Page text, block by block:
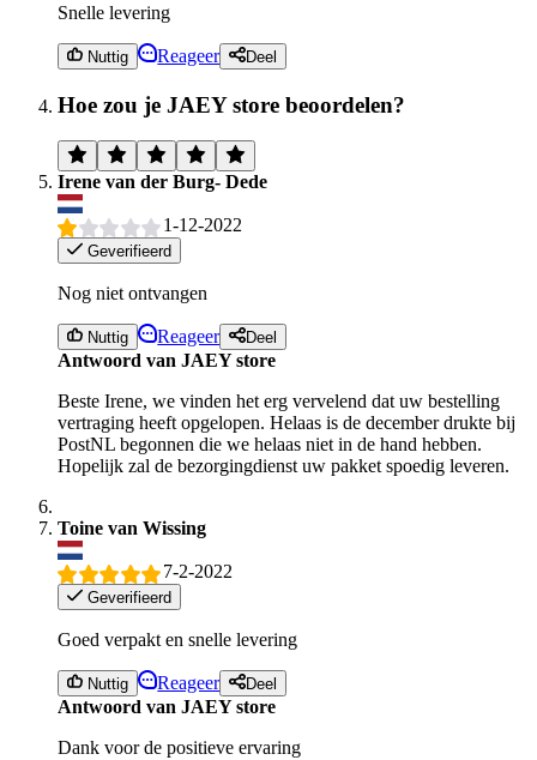
Snelle levering
Nuttig Reageer Deel
Hoe zou je JAEY store beoordelen?
Irene van der Burg- Dede
1-12-2022
Geverifieerd
Nog niet ontvangen
Nuttig Reageer Deel
Antwoord van JAEY store
Beste Irene, we vinden het erg vervelend dat uw bestelling
vertraging heeft opgelopen. Helaas is de december drukte bij
PostNL begonnen die we helaas niet in de hand hebben.
Hopelijk zal de bezorgingdienst uw pakket spoedig leveren.
Toine van Wissing
7-2-2022
Geverifieerd
Goed verpakt en snelle levering
Nuttig Reageer Deel
Antwoord van JAEY store
Dank voor de positieve ervaring